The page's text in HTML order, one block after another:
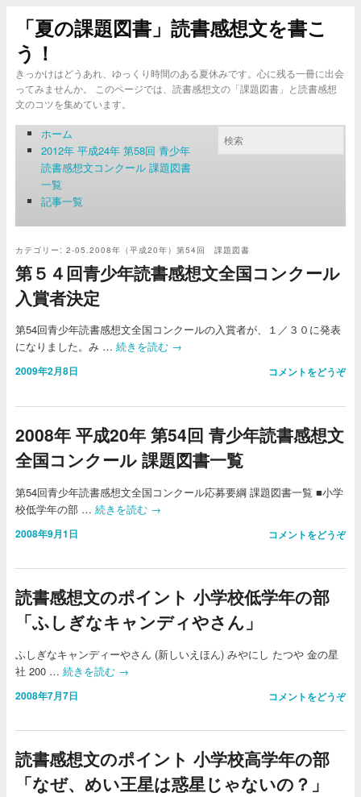
「夏の課題図書」読書感想文を書こ
う！
きっかけはどうあれ、ゆっくり時間のある夏休みです。心に残る一冊に出会
ってみませんか。 このページでは、読書感想文の「課題図書」と読書感想
文のコツを集めています。
ホーム
2012年 平成24年 第58回 青少年
読書感想文コンクール 課題図書
一覧
記事一覧
カテゴリー: 2-05.2008年（平成20年）第54回 課題図書
第５４回青少年読書感想文全国コンクール
入賞者決定
第54回青少年読書感想文全国コンクールの入賞者が、１／３０に発表
になりました。み … 続きを読む →
2009年2月8日 コメントをどうぞ
2008年 平成20年 第54回 青少年読書感想文
全国コンクール 課題図書一覧
第54回青少年読書感想文全国コンクール応募要綱 課題図書一覧 ■小学
校低学年の部 … 続きを読む →
2008年9月1日 コメントをどうぞ
読書感想文のポイント 小学校低学年の部
「ふしぎなキャンディやさん」
ふしぎなキャンディーやさん (新しいえほん) みやにし たつや 金の星
社 200 … 続きを読む →
2008年7月7日 コメントをどうぞ
読書感想文のポイント 小学校高学年の部
「なぜ、めい王星は惑星じゃないの？」